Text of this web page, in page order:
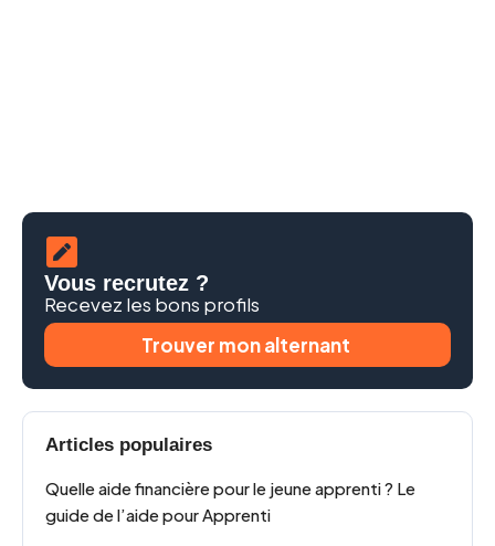
Vous recrutez ?
Recevez les bons profils
Trouver mon alternant
Articles populaires
Quelle aide financière pour le jeune apprenti ? Le
guide de l’aide pour Apprenti